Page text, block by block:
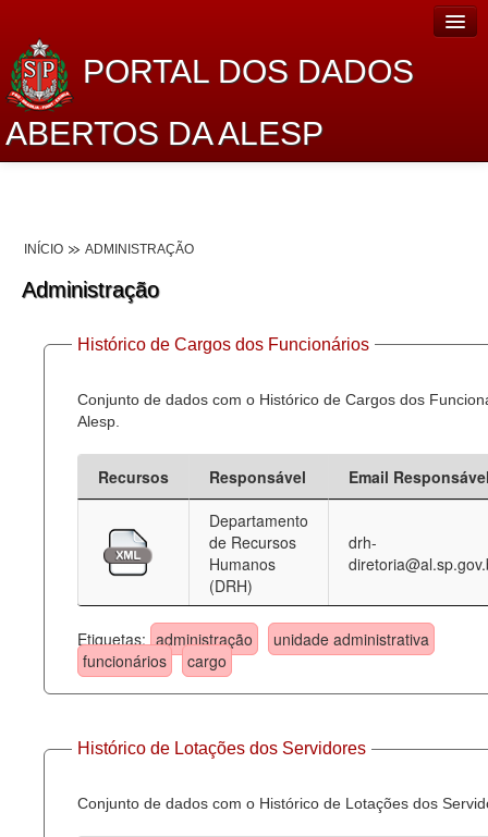
PORTAL DOS DADOS
ABERTOS DA ALESP
Dados Abertos Alesp
Lei de Acesso à Informação
Dados Governamentais Abertos
Planejamento
Catálogo de dados
Processo Legislativo
Administração
Legislação
Agenda
Perguntas frequentes
Contato
INÍCIO ADMINISTRAÇÃO
Administração
Histórico de Cargos dos Funcionários
Conjunto de dados com o Histórico de Cargos dos
Alesp.
Recursos Responsável
Email
Departamento
de Recursos
Humanos
(DRH)
drh-
Etiquetas: administração
unidade administrativa
funcionários
cargo
Histórico de Lotações dos Servidores
Conjunto de dados com o Histórico de Lotações dos